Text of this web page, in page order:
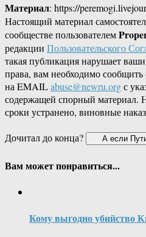
Материал: https://
Настоящий материал
сообществе пользователем
редакции Пользовательского
такая публикация нарушает
права, вам необходимо
на EMAILabuse@newru.orgс
содержащей спорный материал.
сроки устранено, виновные
Дочитал до конца?
Вам может понравиться...
Кому выгодно убийство